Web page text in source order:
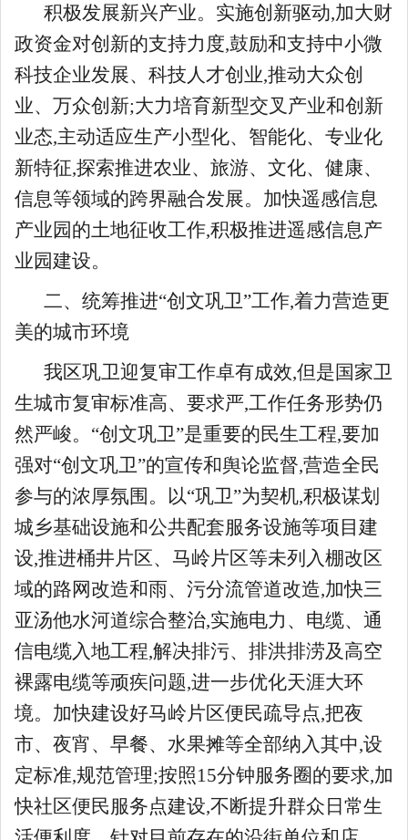
积极发展新兴产业。实施创新驱动,加大财
政资金对创新的支持力度,鼓励和支持中小微
科技企业发展、科技人才创业,推动大众创
业、万众创新;大力培育新型交叉产业和创新
业态,主动适应生产小型化、智能化、专业化
新特征,探索推进农业、旅游、文化、健康、
信息等领域的跨界融合发展。加快遥感信息
产业园的土地征收工作,积极推进遥感信息产
业园建设。
二、统筹推进“创文巩卫”工作,着力营造更
美的城市环境
我区巩卫迎复审工作卓有成效,但是国家卫
生城市复审标准高、要求严,工作任务形势仍
然严峻。“创文巩卫”是重要的民生工程,要加
强对“创文巩卫”的宣传和舆论监督,营造全民
参与的浓厚氛围。以“巩卫”为契机,积极谋划
城乡基础设施和公共配套服务设施等项目建
设,推进桶井片区、马岭片区等未列入棚改区
域的路网改造和雨、污分流管道改造,加快三
亚汤他水河道综合整治,实施电力、电缆、通
信电缆入地工程,解决排污、排洪排涝及高空
裸露电缆等顽疾问题,进一步优化天涯大环
境。加快建设好马岭片区便民疏导点,把夜
市、夜宵、早餐、水果摊等全部纳入其中,设
定标准,规范管理;按照15分钟服务圈的要求,加
快社区便民服务点建设,不断提升群众日常生